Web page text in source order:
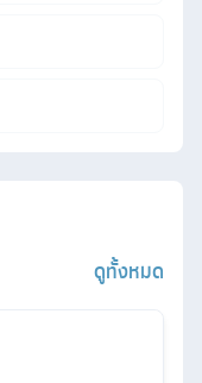
ดูทั้งหมด